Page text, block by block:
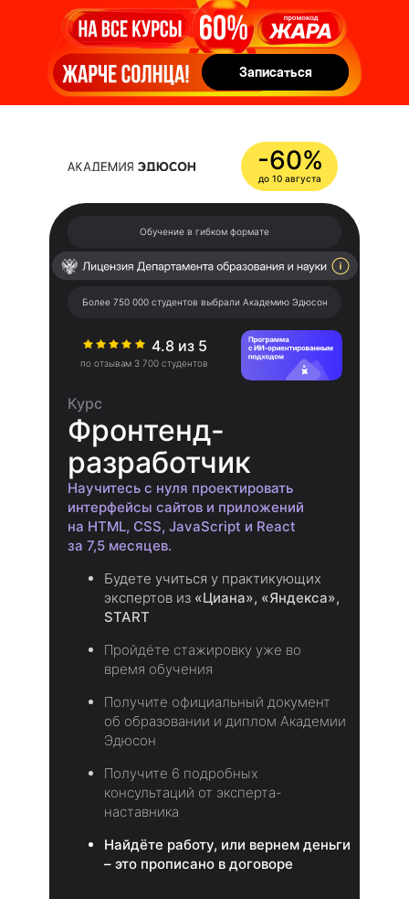
Записаться
Записаться
Курс
Фронтенд-
разработчик
Научитесь с нуля проектировать
интерфейсы сайтов и приложений
на HTML, CSS, JavaScript и React
за 7,5 месяцев.
Будете учиться у практикующих
экспертов из «Циана», «Яндекса»,
START
Пройдёте стажировку уже во
время обучения
Получите официальный документ
об образовании и диплом Академии
Эдюсон
Получите 6 подробных
консультаций от эксперта-
наставника
Найдёте работу, или вернем деньги
– это прописано в договоре
Обучение в гибком формате
Более 750 000 студентов выбрали Академию Эдюсон
-60%
до 10 августа
4.8 из 5
по отзывам 3 700 студентов